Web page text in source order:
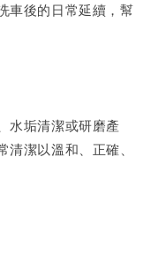
車後的日常延續，幫
水垢清潔或研磨產
潔以溫和、正確、